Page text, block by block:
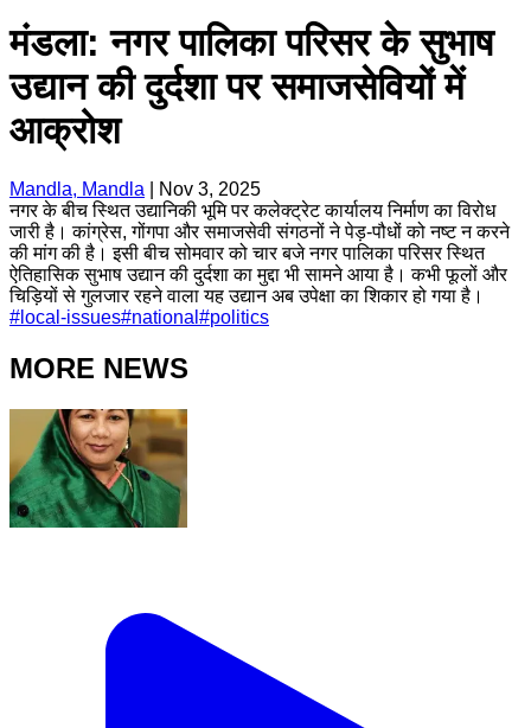
मंडला: नगर पालिका परिसर के सुभाष
उद्यान की दुर्दशा पर समाजसेवियों में
आक्रोश
Mandla, Mandla
Nov 3, 2025
नगर के बीच स्थित उद्यानिकी भूमि पर कलेक्ट्रेट कार्यालय निर्माण का विरोध
जारी है। कांग्रेस, गोंगपा और समाजसेवी संगठनों ने पेड़-पौधों को नष्ट न करने
की मांग की है। इसी बीच सोमवार को चार बजे नगर पालिका परिसर स्थित
ऐतिहासिक सुभाष उद्यान की दुर्दशा का मुद्दा भी सामने आया है। कभी फूलों और
चिड़ियों से गुलजार रहने वाला यह उद्यान अब उपेक्षा का शिकार हो गया है।
# local-issues#national #politics
MORE NEWS